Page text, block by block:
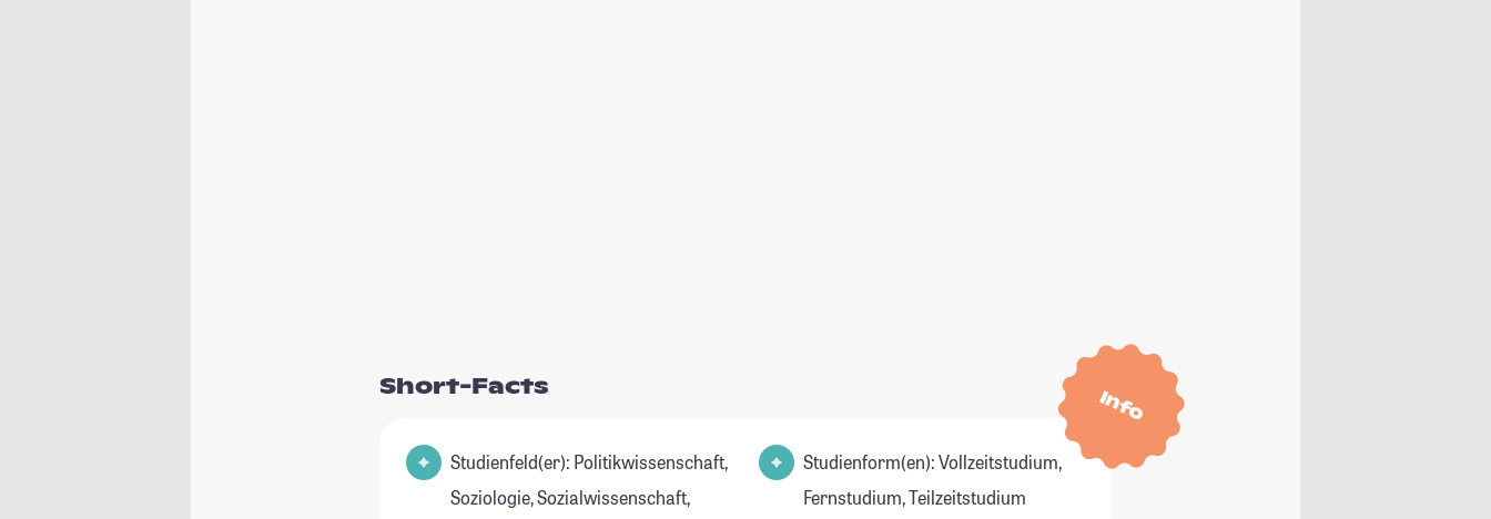
Info
Short-Facts
Studienfeld(er): Politikwissenschaft,
Soziologie, Sozialwissenschaft,
Studienform(en): Vollzeitstudium,
Fernstudium, Teilzeitstudium